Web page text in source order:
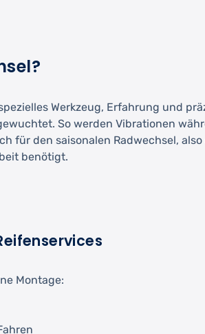
Werkzeug, Erfahrung und
So werden Vibrationen
für den saisonalen Radwechsel,
benötigt.
Montage: